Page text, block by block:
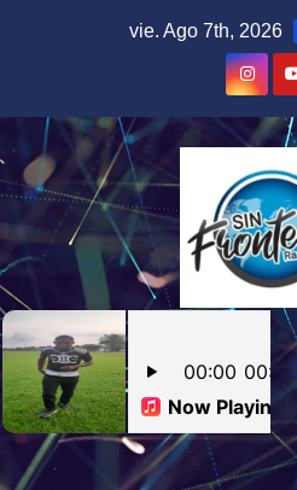
vie. Ago 7th, 2026